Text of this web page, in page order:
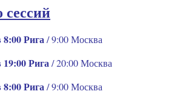
8:00 Рига/ 9:00 Москва
19:00 Рига/ 20:00 Москва
8:00 Рига/ 9:00 Москва